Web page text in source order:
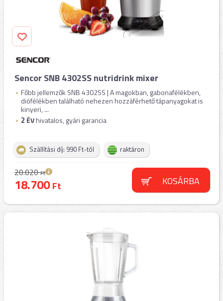
Sencor SNB 4302SS nutridrink mixer
Főbb jellemzők SNB 4302SS | A magokban, gabonafélékben,
diófélékben található nehezen hozzáférhető tápanyagokat is
kinyeri, ...
2 ÉVhivatalos, gyári garancia
Szállítási díj: 990 Ft-tól raktáron
20.020Ft
18.700Ft KOSÁRBA